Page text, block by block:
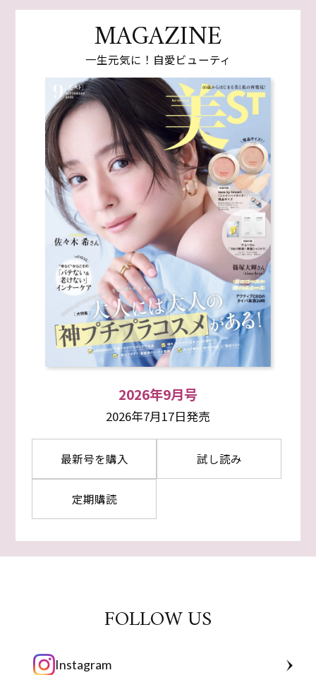
MAGAZINE
一生元気に！自愛ビューティ
2026年9月号
2026年7月17日発売
最新号を購入 試し読み
定期購読
FOLLOW US
Instagram